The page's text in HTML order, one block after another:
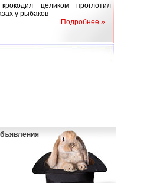
целиком проглотил
у рыбаков
Подробнее »